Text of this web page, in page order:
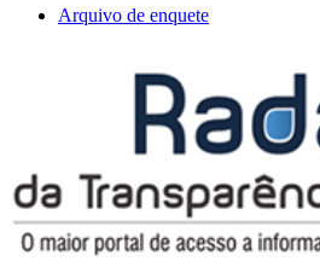
Arquivo de enquete